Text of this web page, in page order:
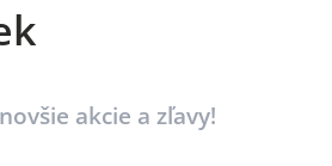
akcie a zľavy!